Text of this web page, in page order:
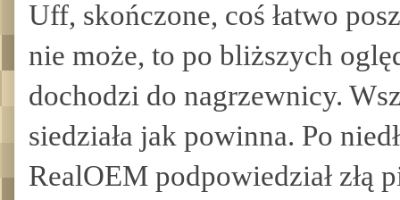
Uff, skończone, coś łatwo
nie może, to po bliższych
dochodzi do nagrzewnicy.
siedziała jak powinna. Po
RealOEM podpowiedział złą